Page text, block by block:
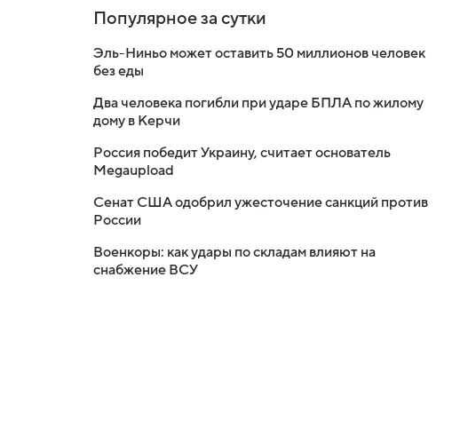
Популярное за сутки
Эль-Ниньо может оставить 50 миллионов человек
без еды
Два человека погибли при ударе БПЛА по жилому
дому в Керчи
Россия победит Украину, считает основатель
Megaupload
Сенат США одобрил ужесточение санкций против
России
Военкоры: как удары по складам влияют на
снабжение ВСУ